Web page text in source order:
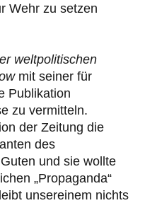
Wehr zu setzen
weltpolitischen
mit seiner für
Publikation
zu vermitteln.
der Zeitung die
des
und sie wollte
„Propaganda“
unsereinem nichts